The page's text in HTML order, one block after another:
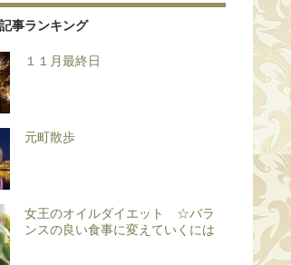
事ランキング
１１月最終日
元町散歩
女王のオイルダイエット ☆バラ
ンスの良い食事に変えていくには